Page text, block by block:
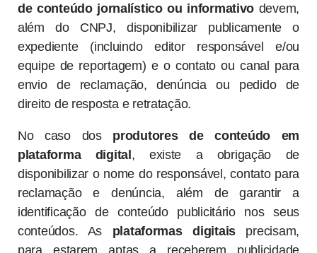
de conteúdo jornalístico ou informativo devem,
além do CNPJ, disponibilizar publicamente o
expediente (incluindo editor responsável e/ou
equipe de reportagem) e o contato ou canal para
envio de reclamação, denúncia ou pedido de
direito de resposta e retratação.
No caso dos produtores de conteúdo em
plataforma digital , existe a obrigação de
disponibilizar o nome do responsável, contato para
reclamação e denúncia, além de garantir a
identificação de conteúdo publicitário nos seus
conteúdos. As plataformas digitaisprecisam,